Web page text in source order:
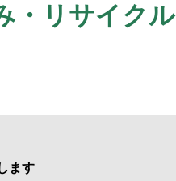
・リサイクル
ます